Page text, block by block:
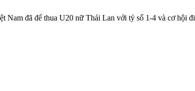
đã để thua U20 nữ Thái Lan với tỷ số 1-4 và cơ hội